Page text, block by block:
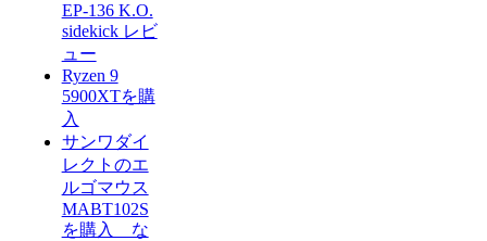
EP-136 K.O.
sidekick レビ
ュー
Ryzen 9
5900XTを購
入
サンワダイ
レクトのエ
ルゴマウス
MABT102S
を購入 な